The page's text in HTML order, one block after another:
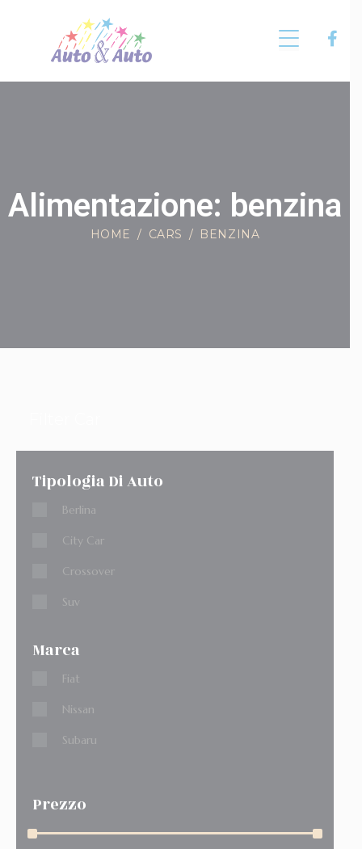
Alimentazione: benzina
HOME CARS BENZINA
Tipologia Di Auto
Berlina
City Car
Crossover
Suv
Marca
Fiat
Nissan
Subaru
Prezzo